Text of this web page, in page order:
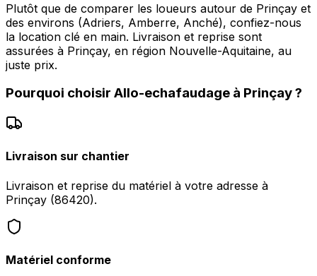
Plutôt que de comparer les loueurs autour de Prinçay et
des environs (Adriers, Amberre, Anché), confiez-nous
la location clé en main. Livraison et reprise sont
assurées à Prinçay, en région Nouvelle-Aquitaine, au
juste prix.
Pourquoi choisir Allo-echafaudage à Prinçay?
Livraison sur chantier
Livraison et reprise du matériel à votre adresse à
Prinçay (86420).
Matériel conforme